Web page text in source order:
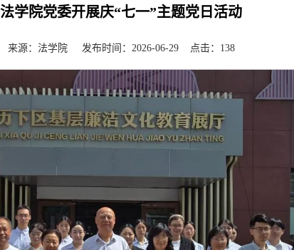
法学院党委开展庆“七一”主题党日活动
来源：法学院 发布时间：2026-06-29 点击： 138